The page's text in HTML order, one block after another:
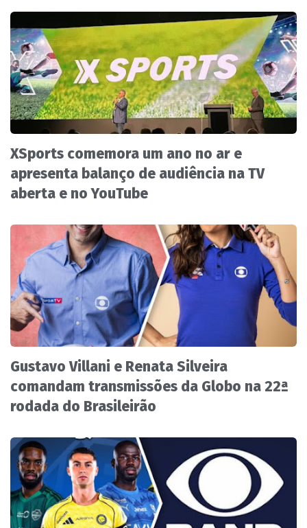
XSports comemora um ano no ar e
apresenta balanço de audiência na TV
aberta e no YouTube
Gustavo Villani e Renata Silveira
comandam transmissões da Globo na 22ª
rodada do Brasileirão